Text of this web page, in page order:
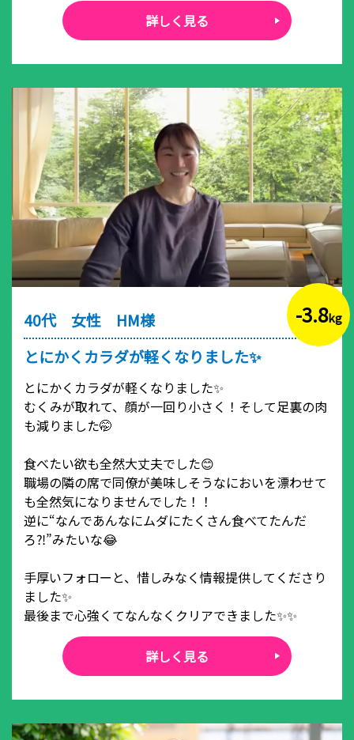
詳しく見る
-3.8kg
40代 女性 HM様
とにかくカラダが軽くなりました✨
とにかくカラダが軽くなりました✨
むくみが取れて、顔が一回り小さく！そして足裏の肉
も減りました🤭
食べたい欲も全然大丈夫でした😊
職場の隣の席で同僚が美味しそうなにおいを漂わせて
も全然気になりませんでした！！
逆に“なんであんなにムダにたくさん食べてたんだ
ろ⁈”みたいな😂
手厚いフォローと、惜しみなく情報提供してくださり
ました✨
最後まで心強くてなんなくクリアできました✨✨
詳しく見る